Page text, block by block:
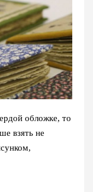
обложке, то
взять не